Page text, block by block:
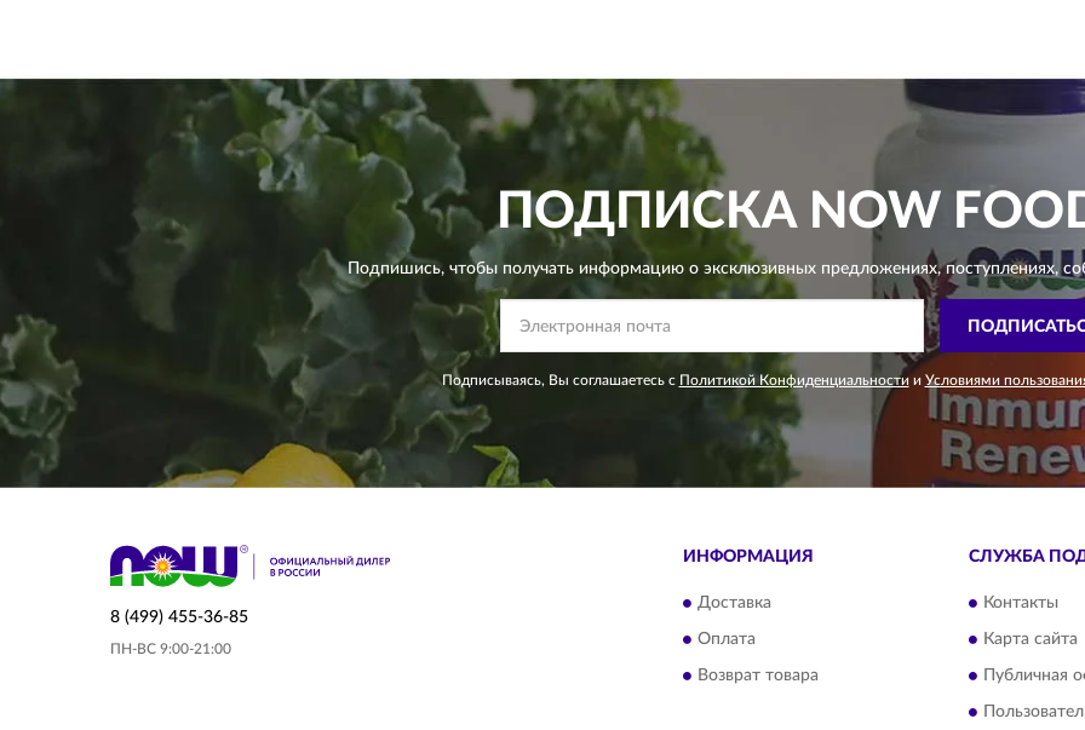
ПОДПИСКАNOW
Подпишись, чтобы получать информацию о эксклюзивных предложениях,поступлениях,
Подписываясь, Вы соглашаетесь с Политикой Конфиденциальности и Условиями
8 (499) 455-36-85
ПН-ВС 9:00-21:00
ИНФОРМАЦИЯ
Доставка
Оплата
Возврат товара
СЛУЖБА
Контакты
Карта сайта
Публичная